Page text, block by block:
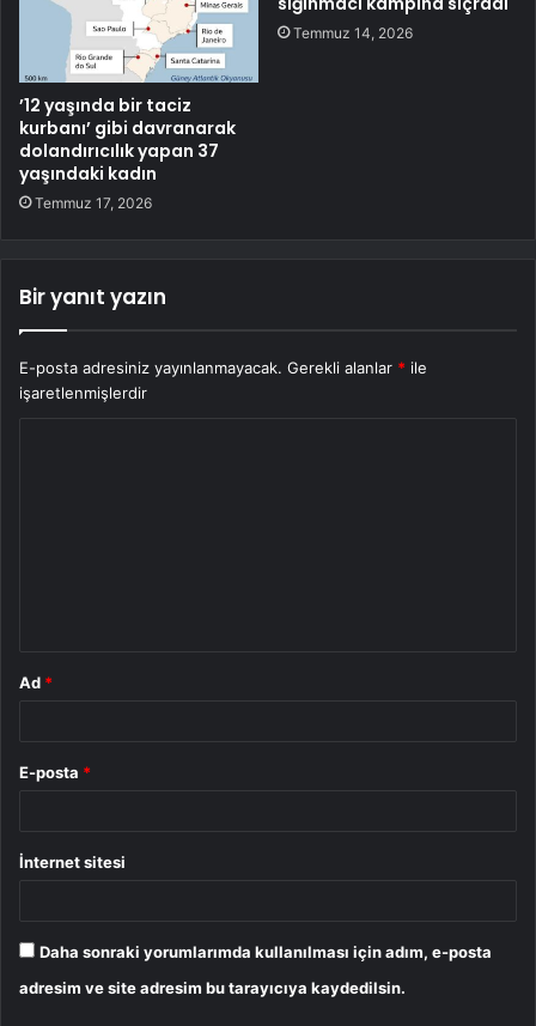
’12 yaşında bir taciz
kurbanı’ gibi davranarak
dolandırıcılık yapan 37
yaşındaki kadın
Temmuz 17, 2026
Temmuz 14, 2026
Bir yanıt yazın
E-posta adresiniz yayınlanmayacak. Gerekli alanlar * ile
işaretlenmişlerdir
Ad *
E-posta *
İnternet sitesi
Daha sonraki yorumlarımda kullanılması için adım, e-posta
adresim ve site adresim bu tarayıcıya kaydedilsin.